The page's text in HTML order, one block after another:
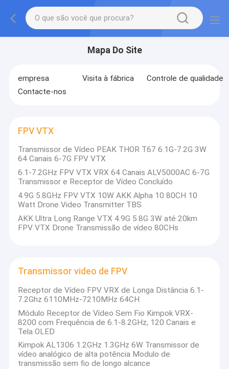
Mapa Do Site
empresa Visita à fábrica
Controle de qualidade
Contacte-nos
FPV VTX
Transmissor de Vídeo PEAK THOR T67 6.1G-7.2G 3W
64 Canais 6-7G FPV VTX
6.1-7.2GHz FPV VTX VRX 64 Canais ALV5000AC 6-7G
Transmissor e Receptor de Vídeo Concluído
4.9G 5.8GHz FPV VTX 10W AKK Alpha 10 80CH 10
Watt Drone Video Transmitter TBS
AKK Ultra Long Range VTX 4.9G 5.8G 3W até 20km
FPV VTX Drone Transmissão de vídeo 80CHs
Transmissor video de FPV
Receptor de Vídeo FPV VRX de Longa Distância 6.1-
7.2Ghz 6110MHz-7210MHz 64CH
Módulo Receptor de Vídeo Sem Fio Kimpok VRX-
8200 com Frequência de 6.1-8.2GHz, 120 Canais e
Tela OLED
Kimpok AL1306 1.2GHz 1.3GHz 6W Transmissor de
vídeo analógico de alta potência Modulo de
transmissão sem fio de longo alcance